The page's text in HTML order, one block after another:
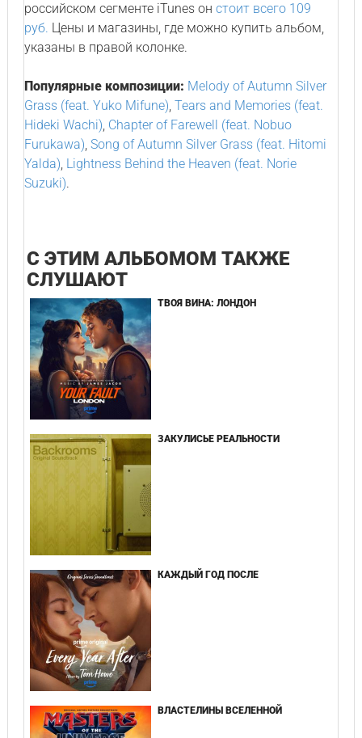
российском сегменте iTunes он стоит всего 109
руб. Цены и магазины, где можно купить альбом,
указаны в правой колонке.
Популярные композиции: Melody of Autumn Silver
Grass (feat. Yuko Mifune), Tears and Memories (feat.
Hideki Wachi), Chapter of Farewell (feat. Nobuo
Furukawa), Song of Autumn Silver Grass (feat. Hitomi
Yalda), Lightness Behind the Heaven (feat. Norie
Suzuki).
С ЭТИМ АЛЬБОМОМ ТАКЖЕ
СЛУШАЮТ
ТВОЯ ВИНА: ЛОНДОН
ЗАКУЛИСЬЕ РЕАЛЬНОСТИ
КАЖДЫЙ ГОД ПОСЛЕ
ВЛАСТЕЛИНЫ ВСЕЛЕННОЙ